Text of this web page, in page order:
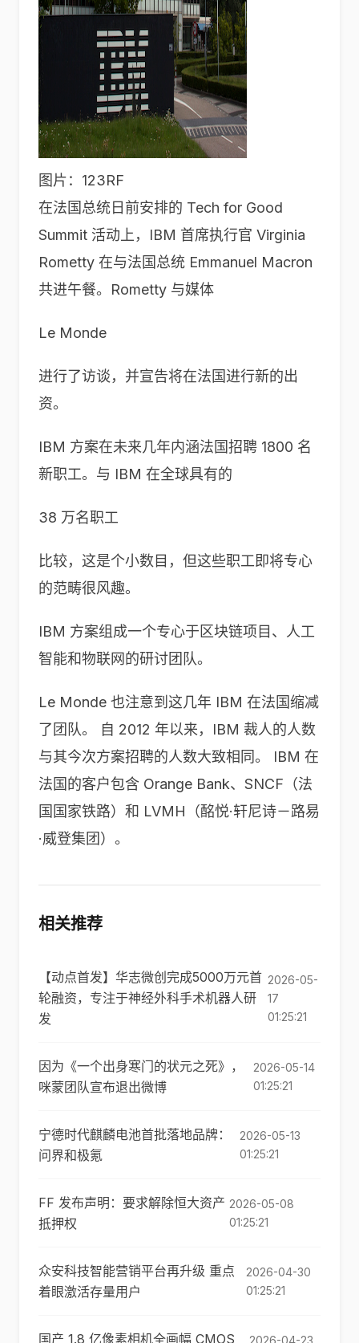
图片：123RF
在法国总统日前安排的 Tech for Good
Summit 活动上，IBM 首席执行官 Virginia
Rometty 在与法国总统 Emmanuel Macron
共进午餐。Rometty 与媒体
Le Monde
进行了访谈，并宣告将在法国进行新的出
资。
IBM 方案在未来几年内涵法国招聘 1800 名
新职工。与 IBM 在全球具有的
38 万名职工
比较，这是个小数目，但这些职工即将专心
的范畴很风趣。
IBM 方案组成一个专心于区块链项目、人工
智能和物联网的研讨团队。
Le Monde 也注意到这几年 IBM 在法国缩减
了团队。 自 2012 年以来，IBM 裁人的人数
与其今次方案招聘的人数大致相同。 IBM 在
法国的客户包含 Orange Bank、SNCF（法
国国家铁路）和 LVMH（酩悦·轩尼诗－路易
·威登集团）。
相关推荐
【动点首发】华志微创完成5000万元首
轮融资，专注于神经外科手术机器人研
发
2026-05-
17
01:25:21
因为《一个出身寒门的状元之死》，
咪蒙团队宣布退出微博
2026-05-14
01:25:21
宁德时代麒麟电池首批落地品牌：
问界和极氪
2026-05-13
01:25:21
FF 发布声明：要求解除恒大资产
抵押权
2026-05-08
01:25:21
众安科技智能营销平台再升级 重点
着眼激活存量用户
2026-04-30
01:25:21
国产 1.8 亿像素相机全画幅 CMOS 2026-04-23